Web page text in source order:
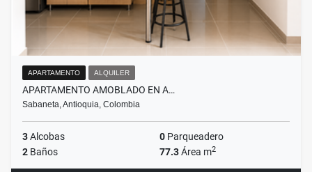
APARTAMENTO ALQUILER
APARTAMENTO AMOBLADO EN A…
Sabaneta, Antioquia, Colombia
3Alcobas 0 Parqueadero
2 Baños 77.3Área m2